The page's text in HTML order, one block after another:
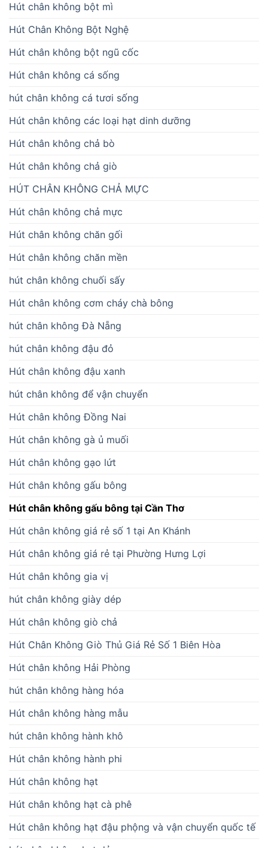
Hút chân không bột mì
Hút Chân Không Bột Nghệ
Hút chân không bột ngũ cốc
Hút chân không cá sống
hút chân không cá tươi sống
Hút chân không các loại hạt dinh dưỡng
Hút chân không chả bò
Hút chân không chả giò
HÚT CHÂN KHÔNG CHẢ MỰC
Hút chân không chả mực
Hút chân không chăn gối
Hút chân không chăn mền
hút chân không chuối sấy
Hút chân không cơm cháy chà bông
hút chân không Đà Nẵng
hút chân không đậu đỏ
Hút chân không đậu xanh
hút chân không để vận chuyển
Hút chân không Đồng Nai
Hút chân không gà ủ muối
Hút chân không gạo lứt
Hút chân không gấu bông
Hút chân không gấu bông tại Cần Thơ
Hút chân không giá rẻ số 1 tại An Khánh
Hút chân không giá rẻ tại Phường Hưng Lợi
Hút chân không gia vị
hút chân không giày dép
Hút chân không giò chả
Hút Chân Không Giò Thủ Giá Rẻ Số 1 Biên Hòa
Hút chân không Hải Phòng
hút chân không hàng hóa
Hút chân không hàng mẫu
hút chân không hành khô
Hút chân không hành phi
Hút chân không hạt
Hút chân không hạt cà phê
Hút chân không hạt đậu phộng và vận chuyển quốc tế